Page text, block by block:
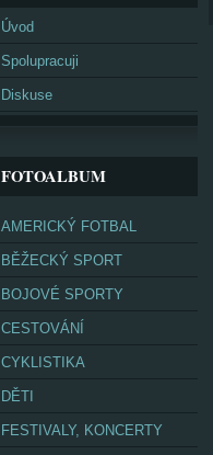
Úvod
Spolupracuji
Diskuse
FOTOALBUM
AMERICKÝ FOTBAL
BĚŽECKÝ SPORT
BOJOVÉ SPORTY
CESTOVÁNÍ
CYKLISTIKA
DĚTI
FESTIVALY, KONCERTY